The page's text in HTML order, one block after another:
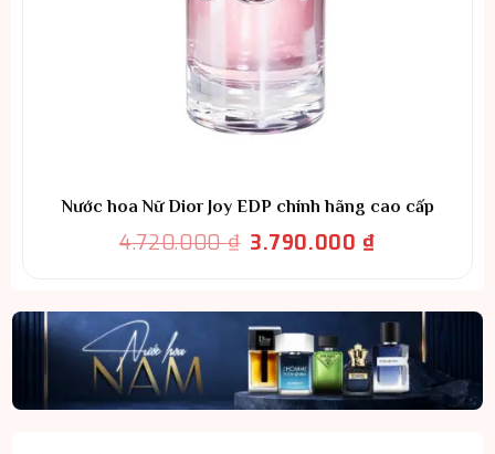
Nước hoa Nữ Dior Joy EDP chính hãng cao cấp
4.720.000₫ Giá
4.720.000 ₫.
3.790.000₫
là:
3.790.000 ₫.